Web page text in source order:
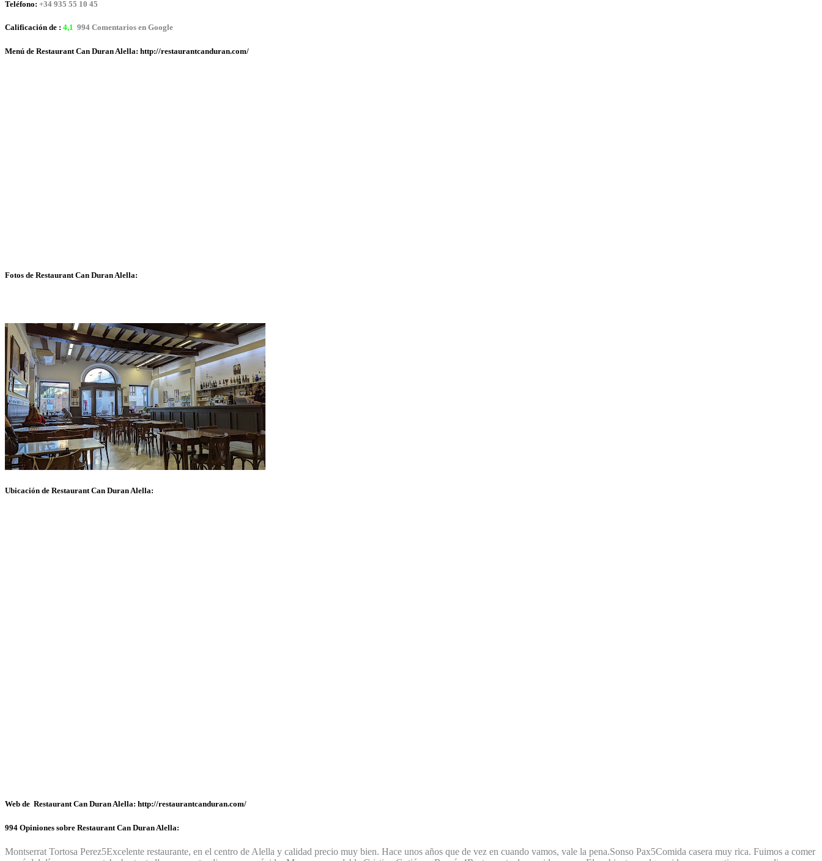
Teléfono: +34 935 55 10 45
Calificación de : 4,1 994 Comentarios en Google
Menú de Restaurant Can Duran Alella: http://restaurantcanduran.com/
Fotos de Restaurant Can Duran Alella:
Ubicación de Restaurant Can Duran Alella:
Web de Restaurant Can Duran Alella: http://restaurantcanduran.com/
994 Opiniones sobre Restaurant Can Duran Alella:
Montserrat Tortosa Perez5Excelente restaurante, en el centro de Alella y calidad precio muy bien. Hace unos años que de vez en cuando vamos, vale la pena.Sonso Pax5Comida casera muy rica. Fuimos a comer